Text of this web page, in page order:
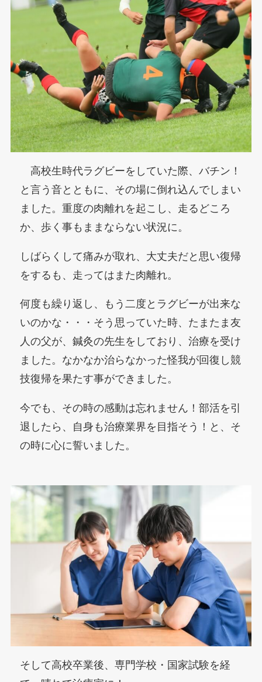
高校生時代ラグビーをしていた際、バチン！
と言う音とともに、その場に倒れ込んでしまい
ました。重度の肉離れを起こし、走るどころ
か、歩く事もままならない状況に。
しばらくして痛みが取れ、大丈夫だと思い復帰
をするも、走ってはまた肉離れ。
何度も繰り返し、もう二度とラグビーが出来な
いのかな・・・そう思っていた時、たまたま友
人の父が、鍼灸の先生をしており、治療を受け
ました。なかなか治らなかった怪我が回復し競
技復帰を果たす事ができました。
今でも、その時の感動は忘れません！部活を引
退したら、自身も治療業界を目指そう！と、そ
の時に心に誓いました。
そして高校卒業後、専門学校・国家試験を経